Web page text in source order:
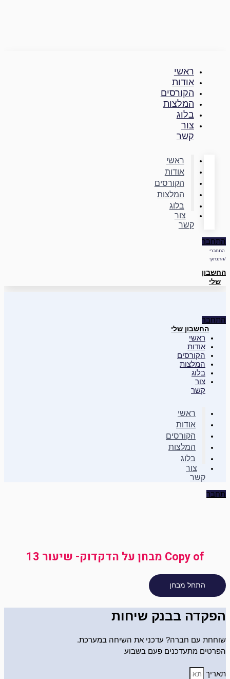
ראשי
אודות
הקורסים
המלצות
בלוג
צור
קשר
ראשי
אודות
הקורסים
המלצות
בלוג
צור
קשר
התחבר
התחברי
/התנתקי
החשבון
שלי
התחבר
החשבון שלי
ראשי
אודות
הקורסים
המלצות
בלוג
צור
קשר
ראשי
אודות
הקורסים
המלצות
בלוג
צור
קשר
התחבר
Copy of מבחן על הדקדוק- שיעור 13
הפקדה בבנק שיחות
שוחחת עם חברה? עדכני את השיחה במערכת.
הפרטים מתעדכנים פעם בשבוע
תאריך